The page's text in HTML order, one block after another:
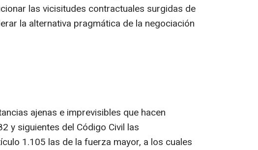
las vicisitudes contractuales surgidas de
la alternativa pragmática de la negociación
ajenas e imprevisibles que hacen
y siguientes del Código Civil las
1.105 las de la fuerza mayor, a los cuales